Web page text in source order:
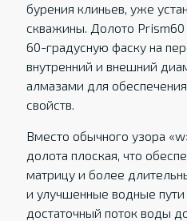
бурения клиньев, уже
скважины. Долото
60-градусную фаску на
внутренний и внешний
алмазами для
свойств.
Вместо обычного узора
долота плоская, что
матрицу и более
и улучшенные водные пути
достаточный поток воды